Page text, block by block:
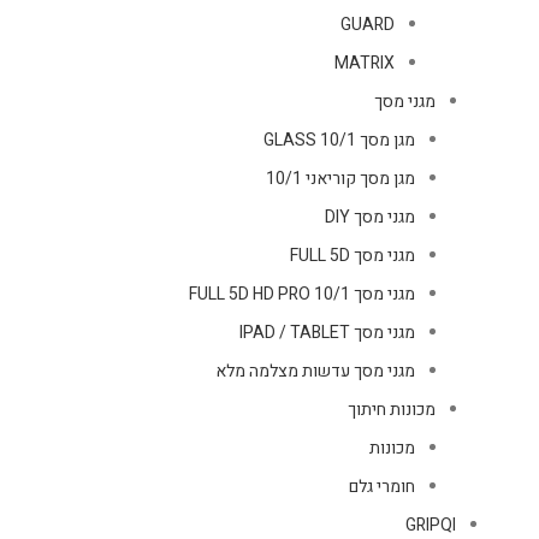
GUARD
MATRIX
מגני מסך
מגן מסך GLASS 10/1
מגן מסך קוריאני 10/1
מגני מסך DIY
מגני מסך FULL 5D
מגני מסך FULL 5D HD PRO 10/1
מגני מסך IPAD / TABLET
מגני מסך עדשות מצלמה מלא
מכונות חיתוך
מכונות
חומרי גלם
GRIPQI